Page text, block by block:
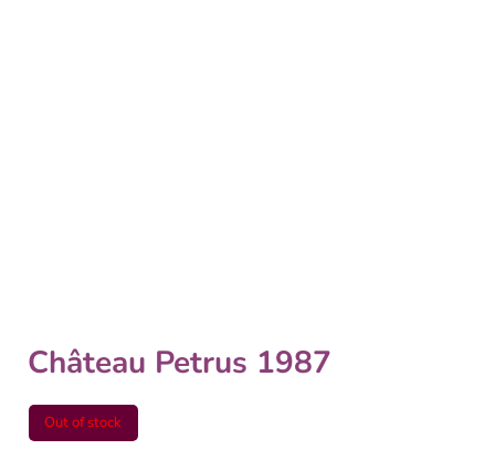
Château Petrus 1987
Out of stock